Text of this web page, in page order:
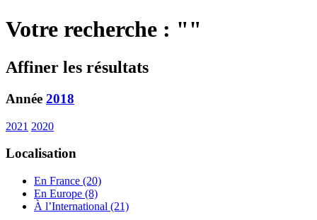
Votre recherche : ""
Affiner les résultats
Année 2018
2021 2020
Localisation
En France (20)
En Europe (8)
À l’International (21)